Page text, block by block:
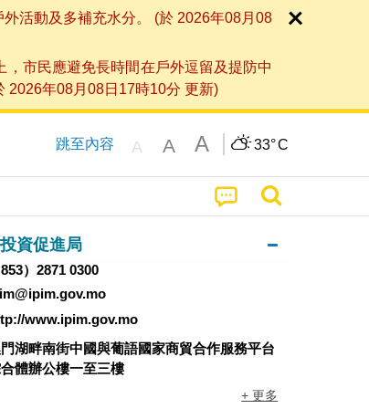
活動及多補充水分。 (於 2026年08月08
市民應避免長時間在戶外逗留及提防中
2026年08月08日17時10分 更新)
跳至內容 A A A 33°C
資促進局
853）2871 0300
www.ipim.gov.mo
湖畔南街中國與葡語國家商貿合作服務平台
體辦公樓一至三樓
+ 更多